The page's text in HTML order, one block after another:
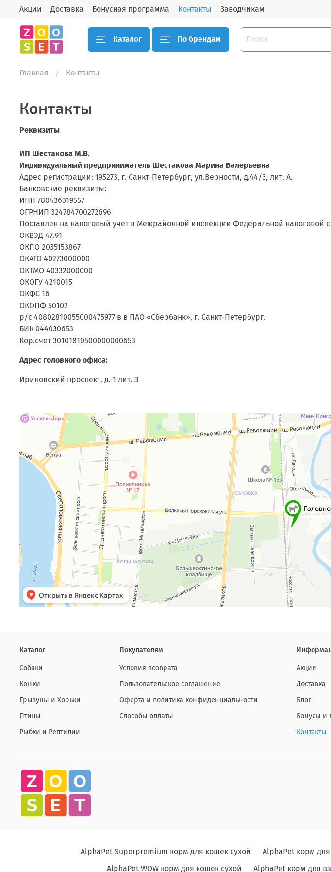
Акции Доставка Бонусная программа Контакты Заводчикам
Каталог По брендам
Главная Контакты
Контакты
Реквизиты
ИП Шестакова М.В.
Индивидуальный предприниматель Шестакова Марина Валерьевна
Адрес регистрации: 195273, г. Санкт-Петербург, ул.Верности, д.44/3, лит. А.
Банковские реквизиты:
ИНН 780436319557
ОГРНИП 324784700272696
Поставлен на налоговый учет в Межрайонной инспекции Федеральной налоговой
ОКВЭД 47.91
ОКПО 2035153867
ОКАТО 40273000000
ОКТМО 40332000000
ОКОГУ 4210015
ОКФС 16
ОКОПФ 50102
р/с 40802810055000475977 в в ПАО «Сбербанк», г. Санкт-Петербург.
БИК 044030653
Кор.счет 30101810500000000653
Адрес головного офиса:
Ириновский проспект, д. 1 лит. З
Каталог
Собаки
Кошки
Грызуны и Хорьки
Птицы
Рыбки и Рептилии
Покупателям
Условия возврата
Пользовательское соглашение
Оферта и политика конфиденциальности
Способы оплаты
Акции
Доставка
Блог
Бонусы и
Контакты
AlphaPet Superpremium корм для кошек сухой AlphaPet корм
AlphaPet WOW корм для кошек сухой
AlphaPet корм для